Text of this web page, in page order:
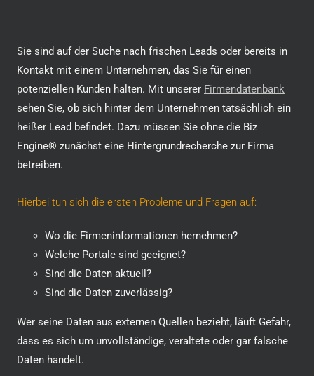
Sie sind auf der Suche nach frischen Leads oder bereits in
Kontakt mit einem Unternehmen, das Sie für einen
potenziellen Kunden halten. Mit unserer Firmendatenbank
sehen Sie, ob sich hinter dem Unternehmen tatsächlich ein
heißer Lead befindet. Dazu müssen Sie ohne die Biz
Engine® zunächst eine Hintergrundrecherche zur Firma
betreiben.
Hierbei tun sich die ersten Probleme und Fragen auf:
Wo die Firmeninformationen hernehmen?
Welche Portale sind geeignet?
Sind die Daten aktuell?
Sind die Daten zuverlässig?
Wer seine Daten aus externen Quellen bezieht, läuft Gefahr,
dass es sich um unvollständige, veraltete oder gar falsche
Daten handelt.